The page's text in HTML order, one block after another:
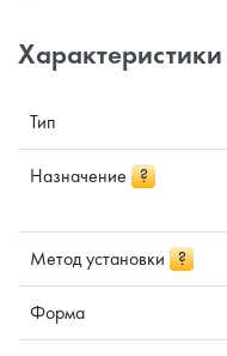
Характеристики
Тип
Назначение ?
Метод установки ?
Форма